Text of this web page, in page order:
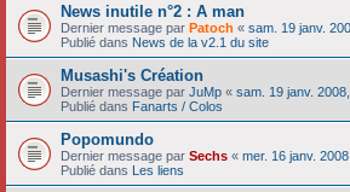
News inutile n°2 : A man
Dernier message par Patoch « sam. 19 janv.
Publié dans News de la v2.1 du site
Musashi's Création
Dernier message par JuMp « sam. 19 janv.
Publié dans Fanarts / Colos
Popomundo
Dernier message par Sechs « mer. 16 janv.
Publié dans Les liens